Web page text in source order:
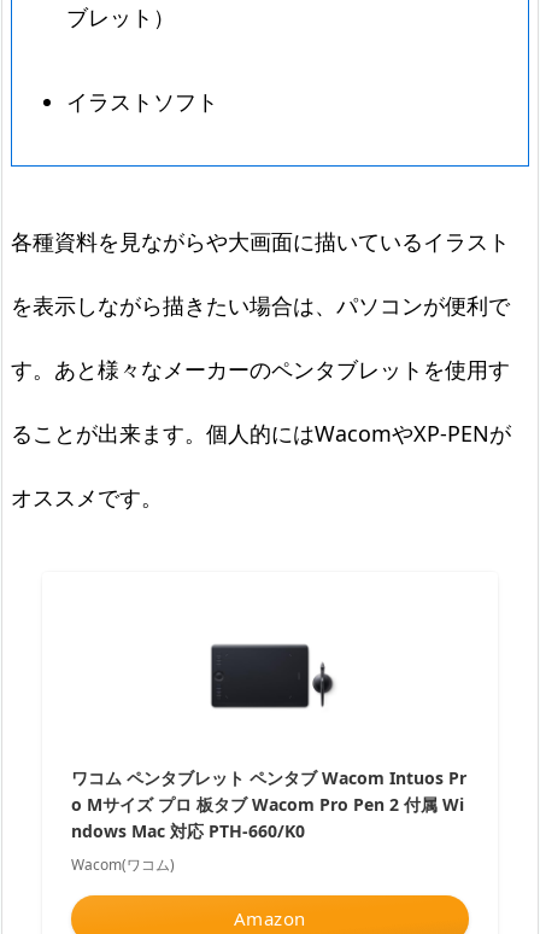
ブレット）
イラストソフト
各種資料を見ながらや大画面に描いているイラスト
を表示しながら描きたい場合は、パソコンが便利で
す。あと様々なメーカーのペンタブレットを使用す
ることが出来ます。個人的にはWacomやXP-PENが
オススメです。
ワコム ペンタブレット ペンタブ Wacom Intuos Pr
o Mサイズ プロ 板タブ Wacom Pro Pen 2 付属 Wi
ndows Mac 対応 PTH-660/K0
Wacom(ワコム)
Amazon